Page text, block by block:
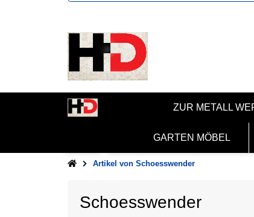
ZUR METALL
GARTEN MÖBEL
Artikel von Schoesswender
Schoesswender